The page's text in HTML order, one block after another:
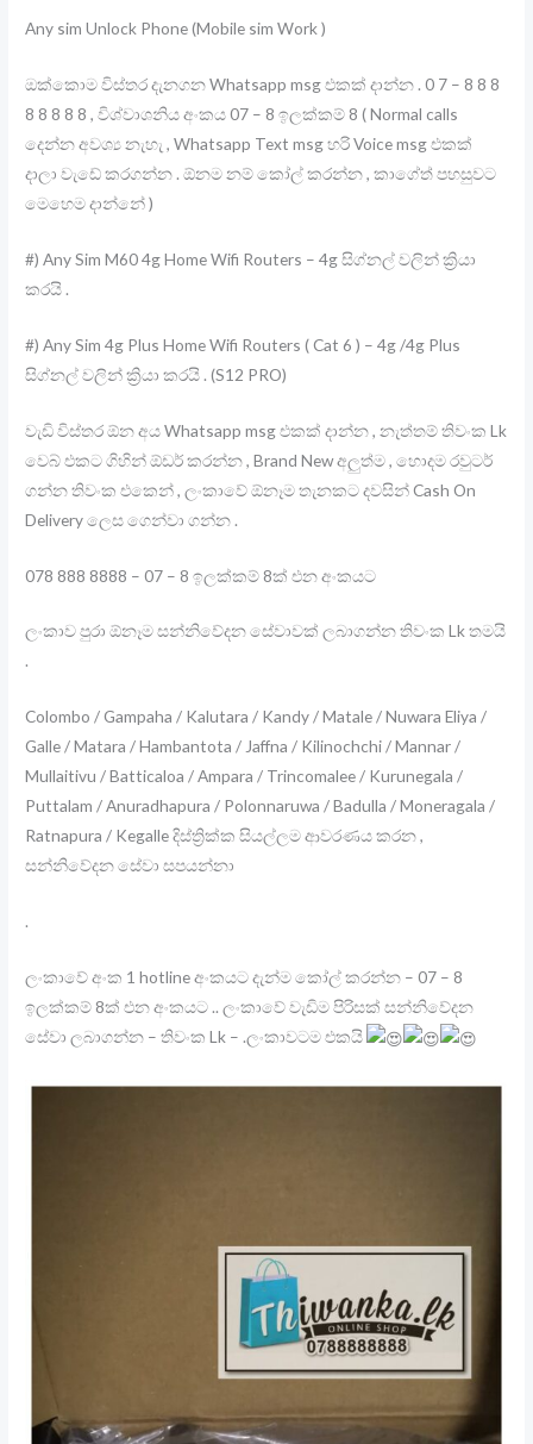
Any sim Unlock Phone (Mobile sim Work )
ඔක්කොම විස්තර දැනගන Whatsapp msg එකක් දාන්න . 0 7 – 8 8 8
8 8 8 8 8 , විශ්වාශනිය අංකය 07 – 8 ඉලක්කම් 8 ( Normal calls
දෙන්න අවශ්‍ය නැහැ , Whatsapp Text msg හරි Voice msg එකක්
දාලා වැඩේ කරගන්න . ඕනම නම් කෝල් කරන්න , කාගේත් පහසුවට
මෙහෙම දාන්නේ )
#) Any Sim M60 4g Home Wifi Routers – 4g සිග්නල් වලින් ක්‍රියා
කරයි .
#) Any Sim 4g Plus Home Wifi Routers ( Cat 6 ) – 4g /4g Plus
සිග්නල් වලින් ක්‍රියා කරයි . (S12 PRO)
වැඩි විස්තර ඕන අය Whatsapp msg එකක් දාන්න , නැත්තම් තිවංක Lk
වෙබ් එකට ගිහින් ඕඩර් කරන්න , Brand New අලුත්ම , හොදම රවුටර්
ගන්න තිවංක එකෙන් , ලංකාවේ ඕනෑම තැනකට දවසින් Cash On
Delivery ලෙස ගෙන්වා ගන්න .
078 888 8888 – 07 – 8 ඉලක්කම් 8ක් එන අංකයට
ලංකාව පුරා ඕනෑම සන්නිවේදන සේවාවක් ලබාගන්න තිවංක Lk තමයි
.
Colombo / Gampaha / Kalutara / Kandy / Matale / Nuwara Eliya /
Galle / Matara / Hambantota / Jaffna / Kilinochchi / Mannar /
Mullaitivu / Batticaloa / Ampara / Trincomalee / Kurunegala /
Puttalam / Anuradhapura / Polonnaruwa / Badulla / Moneragala /
Ratnapura / Kegalle දිස්ත්‍රික්ක සියල්ලම ආවරණය කරන ,
සන්නිවේදන සේවා සපයන්නා
.
ලංකාවේ අංක 1 hotline අංකයට දැන්ම කෝල් කරන්න – 07 – 8
ඉලක්කම් 8ක් එන අංකයට .. ලංකාවේ වැඩිම පිරිසක් සන්නිවේදන
සේවා ලබාගන්න – තිවංක Lk – .ලංකාවටම එකයි